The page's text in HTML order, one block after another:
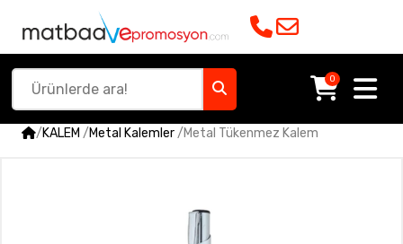
0
/KALEM /Metal Kalemler/Metal Tükenmez Kalem